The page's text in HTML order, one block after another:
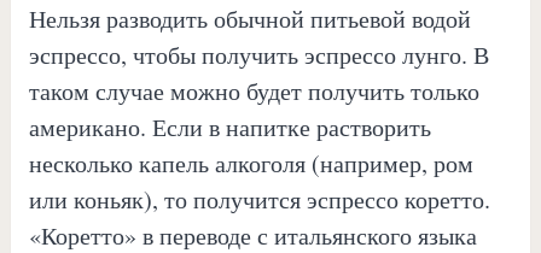
Нельзя разводить обычной питьевой водой
эспрессо, чтобы получить эспрессо лунго. В
таком случае можно будет получить только
американо. Если в напитке растворить
несколько капель алкоголя (например, ром
или коньяк), то получится эспрессо коретто.
«Коретто» в переводе с итальянского языка